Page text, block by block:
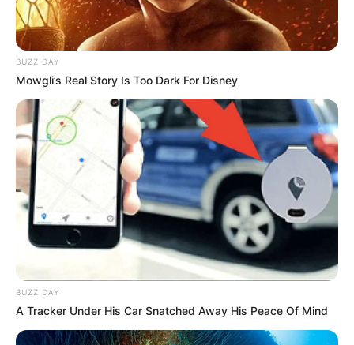
DIOMEDES DÍAZ
Martínez recuerda a
Diomedes Díaz en su
cumpleaños número 69
MOMPOX
Cartagena despide a Totó
la Momposina con ‘velas y
cantos’ en el parque
Espíritu del Manglar
euforia en Valledupar con
BUZZ DAY
Mowgli’s Real Story Is Too Dark For Disney
BUZZ DAY
A Tracker Under His Car Snatched Away His Peace Of Mind